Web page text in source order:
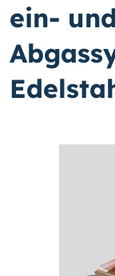
ein-